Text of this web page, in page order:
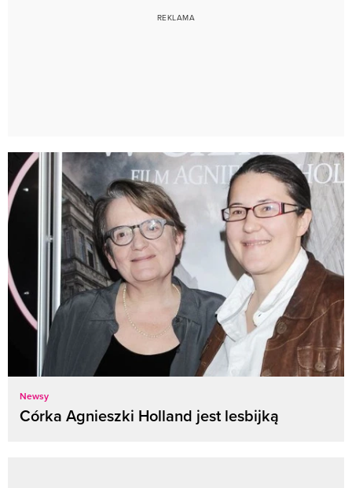
Newsy
Córka Agnieszki Holland jest lesbijką